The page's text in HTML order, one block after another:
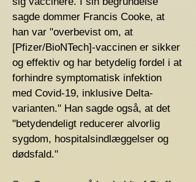
sagde dommer Francis Cooke, at
han var "overbevist om, at
[Pfizer/BioNTech]-vaccinen er sikker
og effektiv og har betydelig fordel i at
forhindre symptomatisk infektion
med Covid-19, inklusive Delta-
varianten." Han sagde også, at det
"betydendeligt reducerer alvorlig
sygdom, hospitalsindlæggelser og
dødsfald."